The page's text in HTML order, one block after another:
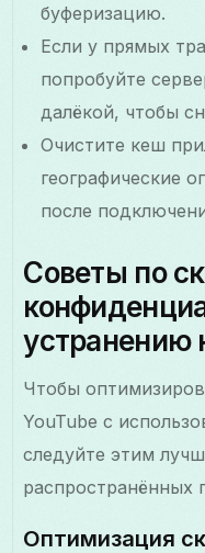
буферизацию.
Если у прямых
попробуйте
далёкой, чтобы
Очистите кеш
географические
после
Советы по
устранению
Чтобы
YouTube с
следуйте этим
распространённых
Оптимизация